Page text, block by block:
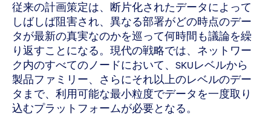
従来の計画策定は、断片化されたデータによって
しばしば阻害され、異なる部署がどの時点のデー
タが最新の真実なのかを巡って何時間も議論を繰
り返すことになる。現代の戦略では、ネットワー
ク内のすべてのノードにおいて、SKUレベルから
製品ファミリー、さらにそれ以上のレベルのデー
タまで、利用可能な最小粒度でデータを一度取り
込むプラットフォームが必要となる。